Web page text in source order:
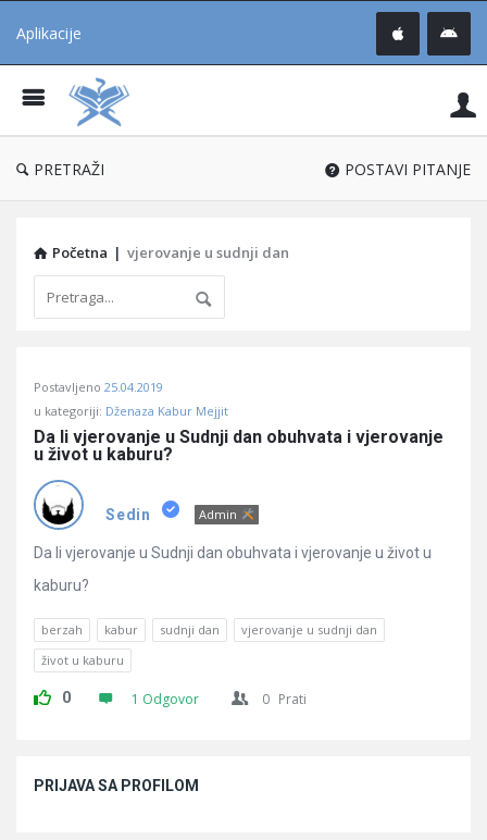
Aplikacije
®
PRETRAŽI POSTAVI PITANJE
Početna | vjerovanje u sudnji dan
Učene
Latest
Pitanja
Postavljeno 25.04.2019
u kategoriji: Dženaza Kabur Mejjit
Da li vjerovanje u Sudnji dan obuhvata i vjerovanje
u život u kaburu?
Sedin Admin
Da li vjerovanje u Sudnji dan obuhvata i vjerovanje u život u
kaburu?
berzah kabur sudnji dan
vjerovanje u sudnji dan
život u kaburu
0 1 Odgovor 0 Prati
PRIJAVA SA PROFILOM